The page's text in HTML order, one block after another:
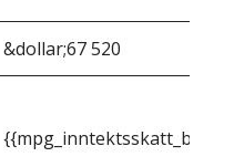
&dollar;67 520